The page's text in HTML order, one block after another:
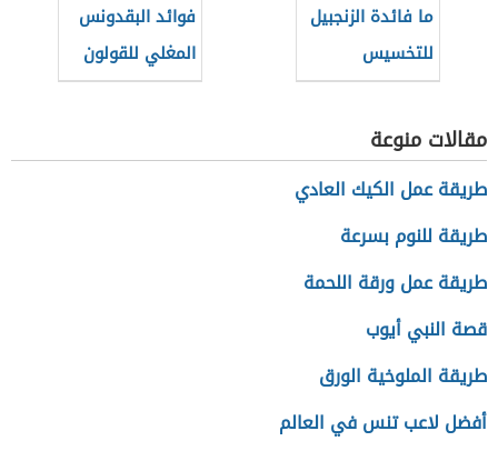
ما فائدة الزنجبيل
للتخسيس
فوائد البقدونس
المغلي للقولون
مقالات منوعة
طريقة عمل الكيك العادي
طريقة للنوم بسرعة
طريقة عمل ورقة اللحمة
قصة النبي أيوب
طريقة الملوخية الورق
أفضل لاعب تنس في العالم